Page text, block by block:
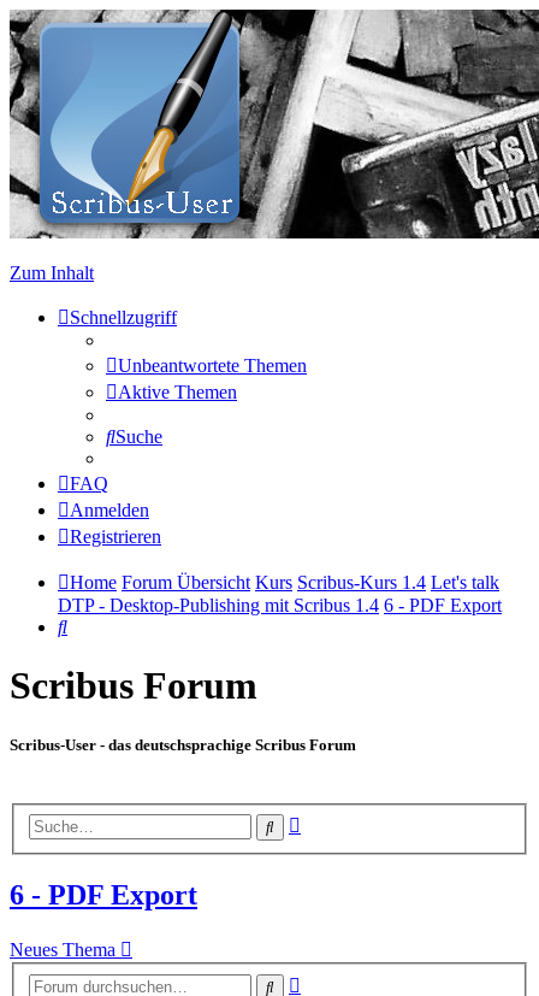
Zum Inhalt
Schnellzugriff
Unbeantwortete Themen
Aktive Themen
Suche
FAQ
Anmelden
Registrieren
Home Forum Übersicht Kurs Scribus-Kurs 1.4 Let's talk
DTP - Desktop-Publishing mit Scribus 1.4 6 - PDF Export
Suche
Scribus Forum
Scribus-User - das deutschsprachige Scribus Forum
Suche
6 - PDF Export
Neues Thema
Suche